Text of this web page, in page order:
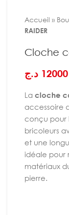
Accueil »
RAIDER
Cloche
12000 د.ج
La cloche
accessoire
conçu pour
bricoleurs
et une
idéale pour
matériaux
pierre.